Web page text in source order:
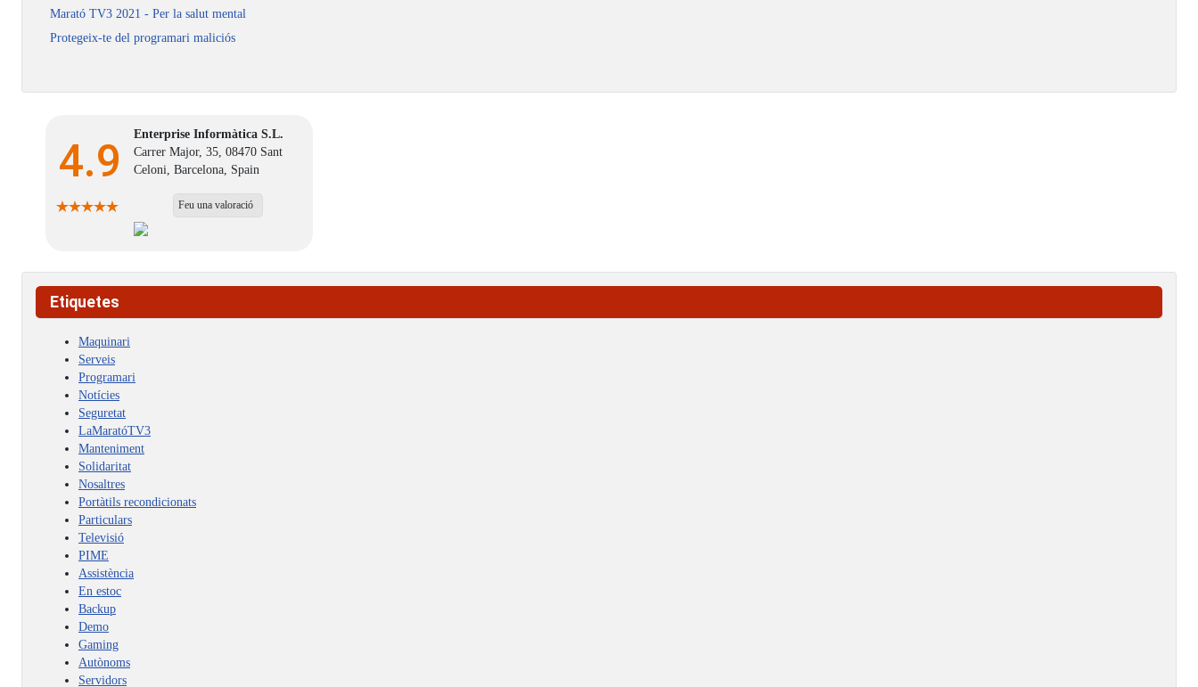
Marató TV3 2021 - Per la salut mental
Protegeix-te del programari maliciós
4.9
Enterprise Informàtica S.L.
Carrer Major, 35, 08470 Sant
Celoni, Barcelona, Spain
Feu una valoració
Etiquetes
Maquinari
Serveis
Programari
Notícies
Seguretat
LaMaratóTV3
Manteniment
Solidaritat
Nosaltres
Portàtils recondicionats
Particulars
Televisió
PIME
Assistència
En estoc
Backup
Demo
Gaming
Autònoms
Servidors